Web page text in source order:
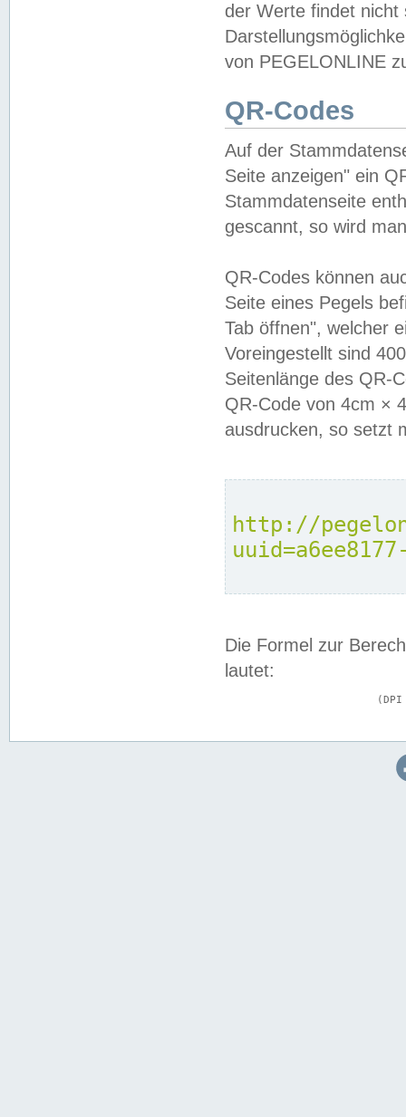
der Werte findet
von PEGELONLINE
QR-Codes
Auf der
Seite anzeigen" ein
Stammdatenseite
gescannt, so wird
QR-Codes können
Seite eines Pegels
Tab öffnen", welcher
Voreingestellt sind
Seitenlänge des QR-
QR-Code von 4cm ×
ausdrucken, so setzt
http://
Die Formel zur
lautet: